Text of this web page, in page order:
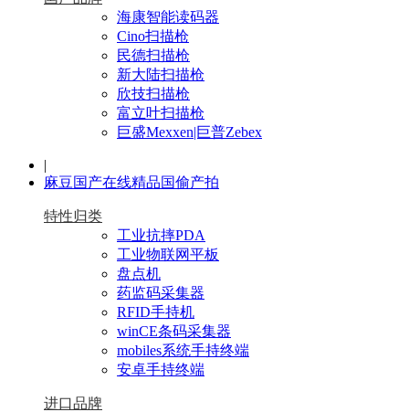
海康智能读码器
Cino扫描枪
民德扫描枪
新大陆扫描枪
欣技扫描枪
富立叶扫描枪
巨盛Mexxen|巨普Zebex
|
麻豆国产在线精品国偷产拍
特性归类
工业抗摔PDA
工业物联网平板
盘点机
药监码采集器
RFID手持机
winCE条码采集器
mobiles系统手持终端
安卓手持终端
进口品牌